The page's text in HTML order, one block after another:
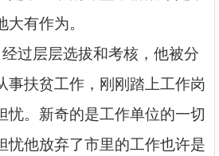
有作为。
过层层选拔和考核，他被分
事扶贫工作，刚刚踏上工作岗
忧。新奇的是工作单位的一切
忧他放弃了市里的工作也许是